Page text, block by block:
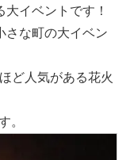
大イベントです！
さな町の大イベン
ど人気がある花火
。